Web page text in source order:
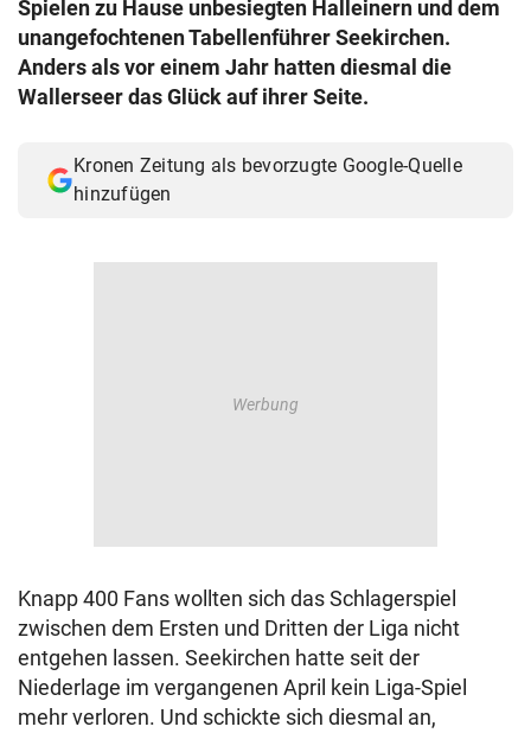
Spielen zu Hause unbesiegten Halleinern und dem
unangefochtenen Tabellenführer Seekirchen.
Anders als vor einem Jahr hatten diesmal die
Wallerseer das Glück auf ihrer Seite.
Kronen Zeitung als bevorzugte Google-Quelle
hinzufügen
Knapp 400 Fans wollten sich das Schlagerspiel
zwischen dem Ersten und Dritten der Liga nicht
entgehen lassen. Seekirchen hatte seit der
Niederlage im vergangenen April kein Liga-Spiel
mehr verloren. Und schickte sich diesmal an,